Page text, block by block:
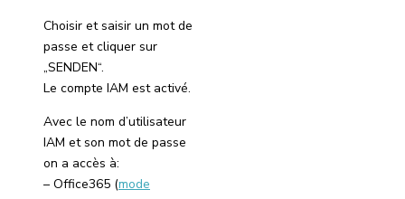
Choisir et saisir un mot de
passe et cliquer sur
„SENDEN“.
Le compte IAM est activé.
Avec le nom d’utilisateur
IAM et son mot de passe
on a accès à:
– Office365 (mode